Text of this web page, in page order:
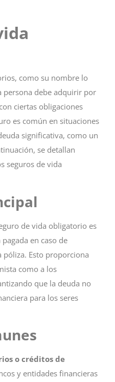
como su nombre lo
persona debe adquirir por
ciertas obligaciones
es común en situaciones
significativa, como un
se detallan
seguros de vida
de vida obligatorio es
en caso de
Esto proporciona
como a los
que la deuda no
para los seres
o créditos de
y entidades financieras